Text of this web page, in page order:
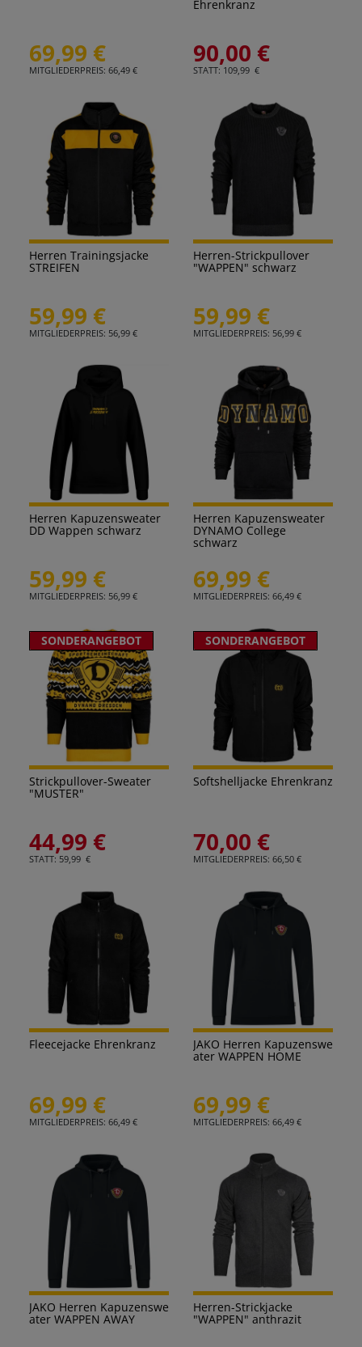
69,99 €
MITGLIEDERPREIS: 66,49 €
Ehrenkranz
90,00 €
STATT: 109,99 €
Herren Trainingsjacke
STREIFEN
59,99 €
MITGLIEDERPREIS: 56,99 €
Herren-Strickpullover
"WAPPEN" schwarz
59,99 €
MITGLIEDERPREIS: 56,99 €
Herren Kapuzensweater
DD Wappen schwarz
59,99 €
MITGLIEDERPREIS: 56,99 €
Herren Kapuzensweater
DYNAMO College
schwarz
69,99 €
MITGLIEDERPREIS: 66,49 €
SONDERANGEBOT
Strickpullover-Sweater
"MUSTER"
44,99 €
STATT: 59,99 €
SONDERANGEBOT
Softshelljacke Ehrenkranz
70,00 €
MITGLIEDERPREIS: 66,50 €
Fleecejacke Ehrenkranz
69,99 €
MITGLIEDERPREIS: 66,49 €
JAKO Herren Kapuzenswe
ater WAPPEN HOME
69,99 €
MITGLIEDERPREIS: 66,49 €
JAKO Herren Kapuzenswe
ater WAPPEN AWAY
Herren-Strickjacke
"WAPPEN" anthrazit